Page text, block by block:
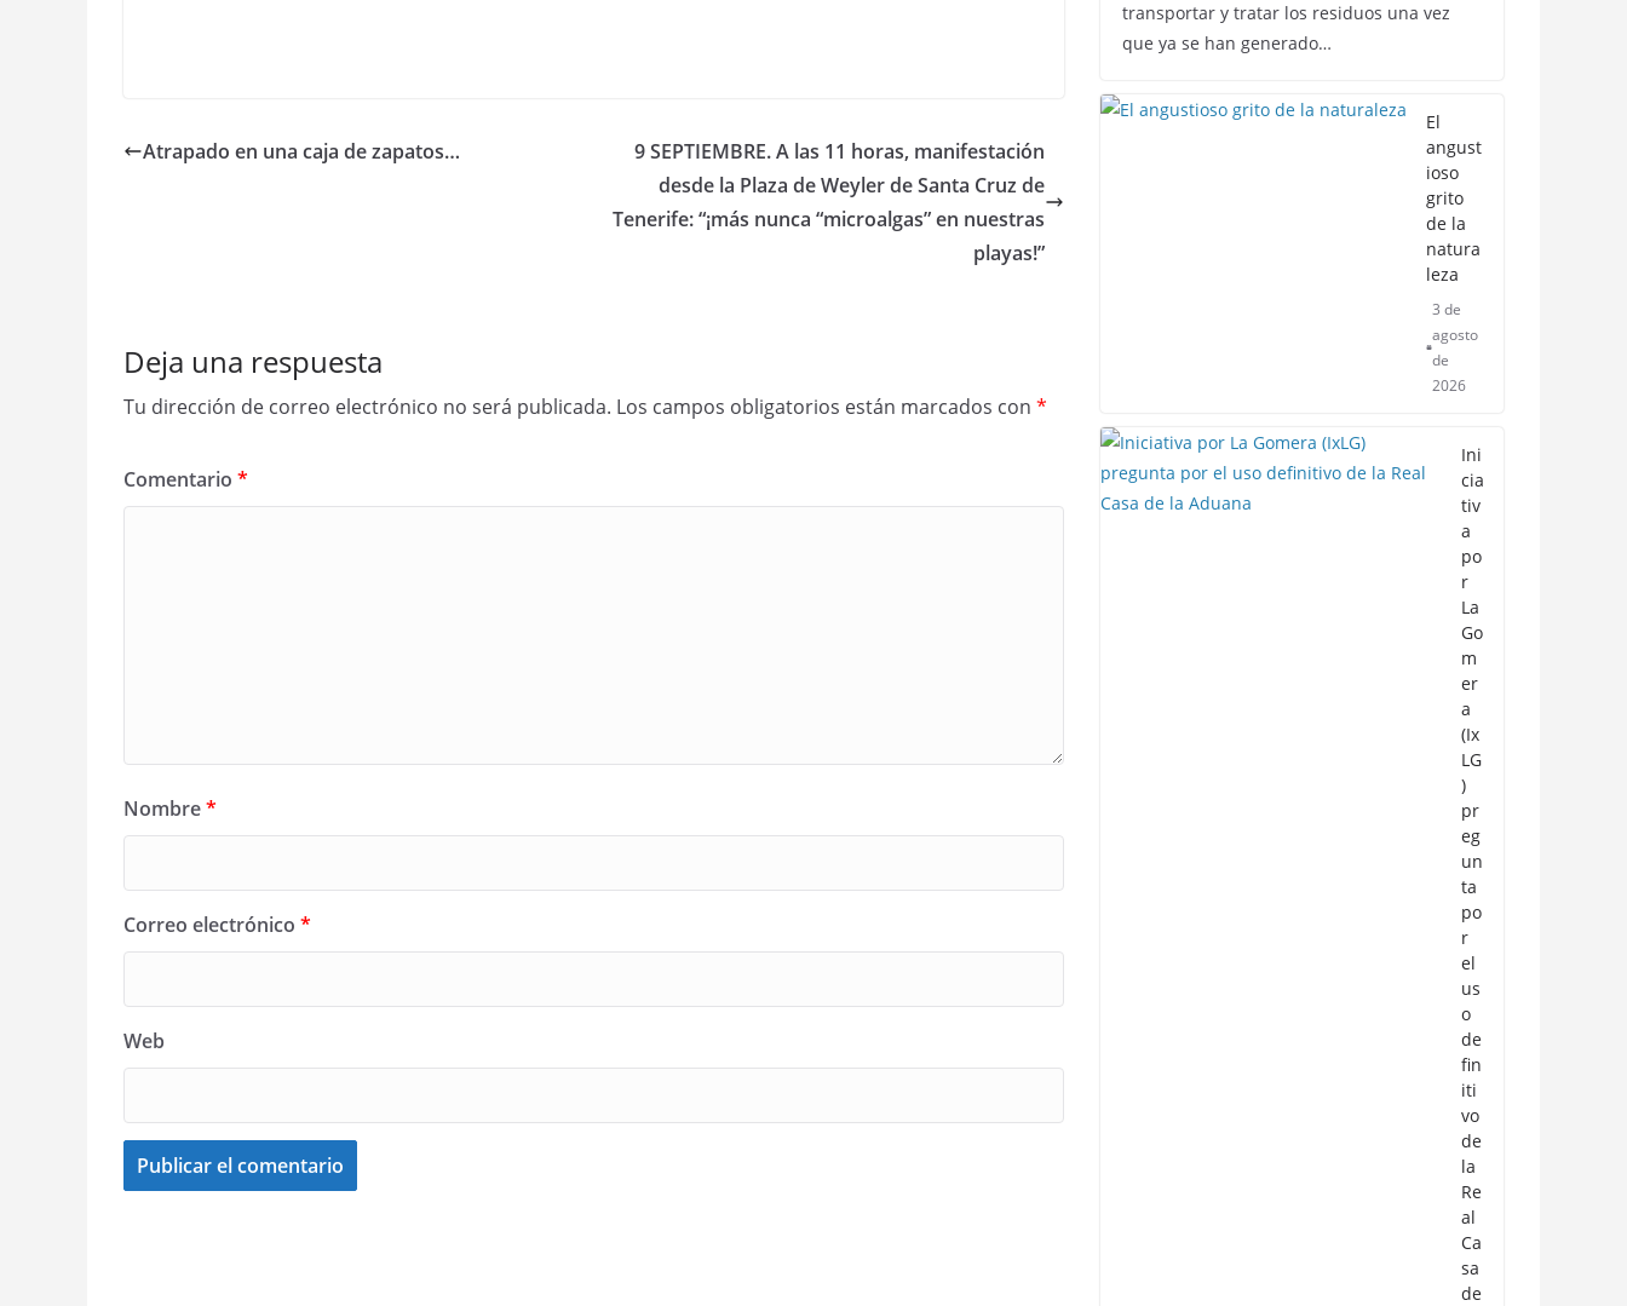
Atrapado en una caja de zapatos…
9 SEPTIEMBRE. A las 11 horas, manifestación
desde la Plaza de Weyler de Santa Cruz de
Tenerife: “¡más nunca “microalgas” en nuestras
playas!”
Deja una respuesta
Tu dirección de correo electrónico no será publicada. Los campos obligatorios están marcados con *
Comentario *
Nombre*
Correo electrónico *
Web
transportar y tratar los residuos una vez
que ya se han generado…
El
angust
ioso
grito
de la
natura
leza
3 de
agosto
de
2026
Ini
cia
tiv
a
po
r
La
Go
m
er
a
(Ix
LG
)
pr
eg
un
ta
po
r
el
us
o
de
fin
iti
vo
de
la
Re
al
Ca
sa
de